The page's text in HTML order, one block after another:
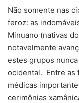
Não somente nas
feroz: as
Minuano (nativas
notavelmente
estes grupos
ocidental. Entre as
médicas
cerimônias